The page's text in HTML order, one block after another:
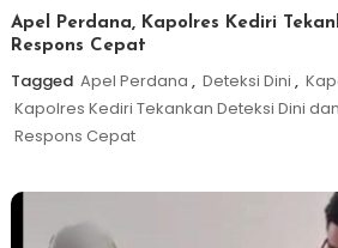
Apel Perdana, Kapolres Kediri
Respons Cepat
Tagged Apel Perdana , Deteksi Dini ,
Kapolres Kediri Tekankan Deteksi Dini
Respons Cepat